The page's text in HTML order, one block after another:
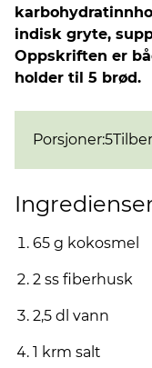
indisk gryte,
Oppskriften er
holder til 5 brød.
Porsjoner:5
65 g kokosmel
2 ss fiberhusk
2,5 dl vann
1 krm salt